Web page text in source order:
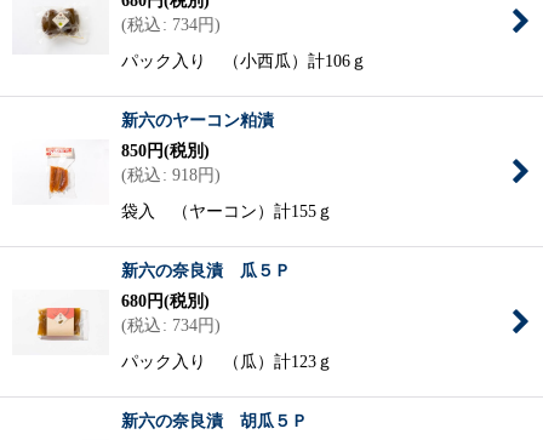
(税込: 734円)
パック入り （小西瓜）計106ｇ
新六のヤーコン粕漬
850円(税別)
(税込: 918円)
袋入 （ヤーコン）計155ｇ
新六の奈良漬 瓜５Ｐ
680円(税別)
(税込: 734円)
パック入り （瓜）計123ｇ
新六の奈良漬 胡瓜５Ｐ